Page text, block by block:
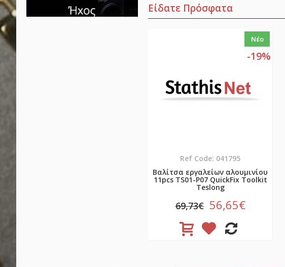
Είδατε Πρόσφατα
Νέο
-19%
Ref Code: 041795
Βαλίτσα εργαλείων αλουμινίου
11pcs TS01-P07 QuickFix Toolkit
Teslong
69,73€ 56,65€